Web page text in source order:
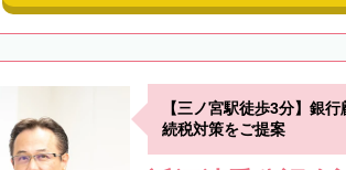
【三ノ宮駅徒歩3分】銀
続税対策をご提案